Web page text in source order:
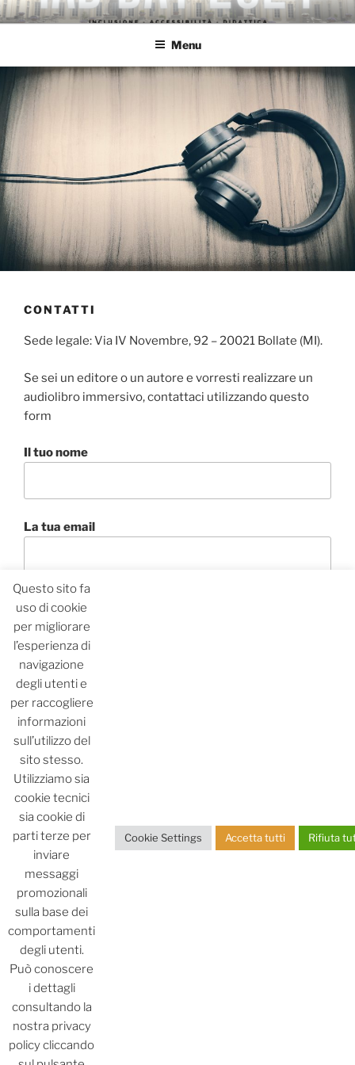
Salta
al
QUARTA DIMENSIONE AUDIO
"E' più grande all'interno"
Menu
CONTATTI
Sede legale: Via IV Novembre, 92 – 20021 Bollate (MI).
Se sei un editore o un autore e vorresti realizzare un
audiolibro immersivo, contattaci utilizzando questo
form
Il tuo nome
La tua email
Oggetto
Il tuo messaggio (facoltativo)
FacebookInstagram
Questo sito fa
uso di cookie
per migliorare
l’esperienza di
navigazione
degli utenti e
per raccogliere
informazioni
sull’utilizzo del
sito stesso.
Utilizziamo sia
cookie tecnici
sia cookie di
parti terze per
inviare
messaggi
promozionali
sulla base dei
comportamenti
degli utenti.
Può conoscere
i dettagli
consultando la
nostra privacy
policy cliccando
Cookie Settings Accetta tutti Rifiuta